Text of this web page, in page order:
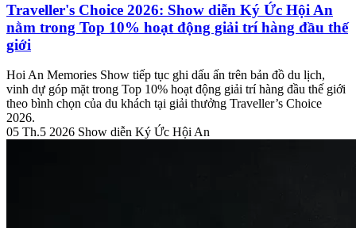
Traveller's Choice 2026: Show diễn Ký Ức Hội An
nằm trong Top 10% hoạt động giải trí hàng đầu thế
giới
Hoi An Memories Show tiếp tục ghi dấu ấn trên bản đồ du lịch,
vinh dự góp mặt trong Top 10% hoạt động giải trí hàng đầu thế giới
theo bình chọn của du khách tại giải thưởng Traveller’s Choice
2026.
05 Th.5 2026 Show diễn Ký Ức Hội An